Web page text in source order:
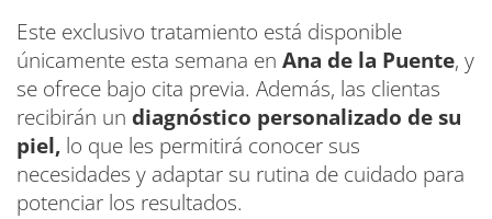
Este exclusivo tratamiento está disponible
únicamente esta semana en Ana de la Puente, y
se ofrece bajo cita previa. Además, las clientas
recibirán un diagnóstico personalizado de su
piel, lo que les permitirá conocer sus
necesidades y adaptar su rutina de cuidado para
potenciar los resultados.